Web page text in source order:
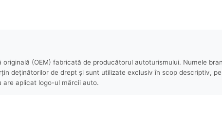
(OEM) fabricată de producătorul autoturismului. Numele
deținătorilor de drept și sunt utilizate exclusiv în scop descriptiv,
are aplicat logo-ul mărcii auto.